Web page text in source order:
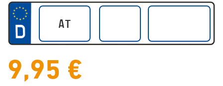
9,95 €